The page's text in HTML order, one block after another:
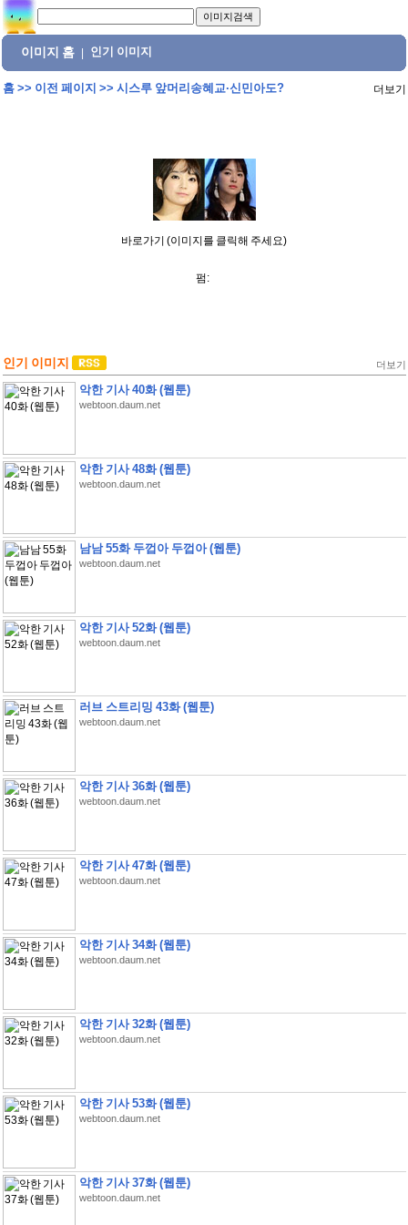
이미지 홈 인기 이미지
홈>> 이전 페이지 >> 시스루 앞머리송혜교·신민아도? 더보기
바로가기 (이미지를 클릭해 주세요)
펌:
인기 이미지 더보기
악한 기사 40화 (웹툰)
webtoon.daum.net
악한 기사 48화 (웹툰)
webtoon.daum.net
남남 55화 두껍아 두껍아 (웹툰)
webtoon.daum.net
악한 기사 52화 (웹툰)
webtoon.daum.net
러브 스트리밍 43화 (웹툰)
webtoon.daum.net
악한 기사 36화 (웹툰)
webtoon.daum.net
악한 기사 47화 (웹툰)
webtoon.daum.net
악한 기사 34화 (웹툰)
webtoon.daum.net
악한 기사 32화 (웹툰)
webtoon.daum.net
악한 기사 53화 (웹툰)
webtoon.daum.net
악한 기사 37화 (웹툰)
webtoon.daum.net